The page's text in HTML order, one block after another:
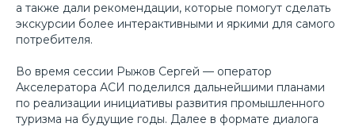
а также дали рекомендации, которые помогут сделать
экскурсии более интерактивными и яркими для самого
потребителя.
Во время сессии Рыжов Сергей — оператор
Акселератора АСИ поделился дальнейшими планами
по реализации инициативы развития промышленного
туризма на будущие годы. Далее в формате диалога